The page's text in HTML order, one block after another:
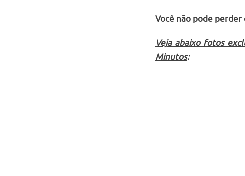
Você não pode
Veja abaixo fotos
Minutos: